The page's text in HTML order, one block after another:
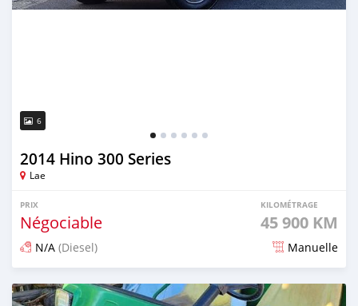
6
2014 Hino 300 Series
Lae
PRIX
Négociable
KILOMÉTRAGE
45 900 KM
N/A (Diesel) Manuelle
Publié il y a 3 mois